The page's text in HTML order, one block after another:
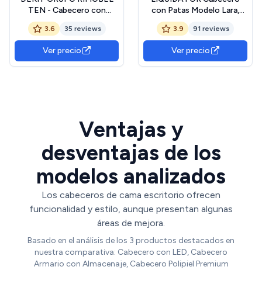
TEN - Cabecero con
estantes para cama de 90 -
BLANCO - 96 x 23,4 x 99
3.6 35 reviews
Ver precio
con Patas Modelo Lara,
Color Cambrian Blanco,
Cabezal Cama Matrimonio,
Medidas: 120 cm (Alto) x
160 cm (Ancho) x 3.8
(Fondo)
3.9 91 reviews
Ver precio
Ventajas y
desventajas de los
modelos analizados
Los cabeceros de cama escritorio ofrecen
funcionalidad y estilo, aunque presentan algunas
áreas de mejora.
Basado en el análisis de los 3 productos destacados en
nuestra comparativa: Cabecero con LED, Cabecero
Armario con Almacenaje, Cabecero Polipiel Premium